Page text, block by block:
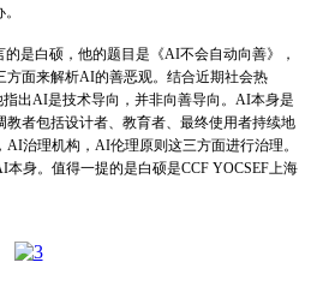
是白硕，他的题目是《AI不会自动向善》，
方面来解析AI的善恶观。结合近期社会热
指出AI是技术导向，并非向善导向。AI本身是
者包括设计者、教育者、最终使用者持续地
治理机构，AI伦理原则这三方面进行治理。
身。值得一提的是白硕是CCF YOCSEF上海